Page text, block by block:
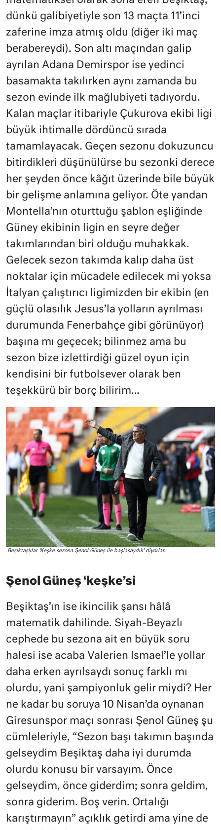
dünkü galibiyetiyle son 13 maçta 11’inci
zaferine imza atmış oldu (diğer iki maç
berabereydi). Son altı maçından galip
ayrılan Adana Demirspor ise yedinci
basamakta takılırken aynı zamanda bu
sezon evinde ilk mağlubiyeti tadıyordu.
Kalan maçlar itibariyle Çukurova ekibi ligi
büyük ihtimalle dördüncü sırada
tamamlayacak. Geçen sezonu dokuzuncu
bitirdikleri düşünülürse bu sezonki derece
her şeyden önce kâğıt üzerinde bile büyük
bir gelişme anlamına geliyor. Öte yandan
Montella’nın oturttuğu şablon eşliğinde
Güney ekibinin ligin en seyre değer
takımlarından biri olduğu muhakkak.
Gelecek sezon takımda kalıp daha üst
noktalar için mücadele edilecek mi yoksa
İtalyan çalıştırıcı ligimizden bir ekibin (en
güçlü olasılık Jesus’la yolların ayrılması
durumunda Fenerbahçe gibi görünüyor)
başına mı geçecek; bilinmez ama bu
sezon bize izlettirdiği güzel oyun için
kendisini bir futbolsever olarak ben
teşekkürü bir borç bilirim…
Beşiktaşlılar ‘Keşke sezona Şenol Güneş ile başlasaydık’ diyorlar.
Şenol Güneş ‘keşke’si
Beşiktaş’ın ise ikincilik şansı hâlâ
matematik dahilinde. Siyah-Beyazlı
cephede bu sezona ait en büyük soru
halesi ise acaba Valerien Ismael’le yollar
daha erken ayrılsaydı sonuç farklı mı
olurdu, yani şampiyonluk gelir miydi? Her
ne kadar bu soruya 10 Nisan’da oynanan
Giresunspor maçı sonrası Şenol Güneş şu
cümleleriyle, “Sezon başı takımın başında
gelseydim Beşiktaş daha iyi durumda
olurdu konusu bir varsayım. Önce
gelseydim, önce giderdim; sonra geldim,
sonra giderim. Boş verin. Ortalığı
karıştırmayın” açıklık getirdi ama yine de